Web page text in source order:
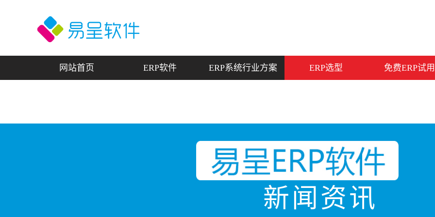
网站首页 ERP软件 ERP系统行业方案 ERP选型 免费ERP试用
新闻资讯